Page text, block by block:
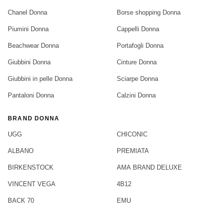
Chanel Donna
Piumini Donna
Beachwear Donna
Giubbini Donna
Giubbini in pelle Donna
Pantaloni Donna
Borse shopping Donna
Cappelli Donna
Portafogli Donna
Cinture Donna
Sciarpe Donna
Calzini Donna
BRAND DONNA
UGG
ALBANO
BIRKENSTOCK
VINCENT VEGA
BACK 70
CHICONIC
PREMIATA
AMA BRAND DELUXE
4B12
EMU